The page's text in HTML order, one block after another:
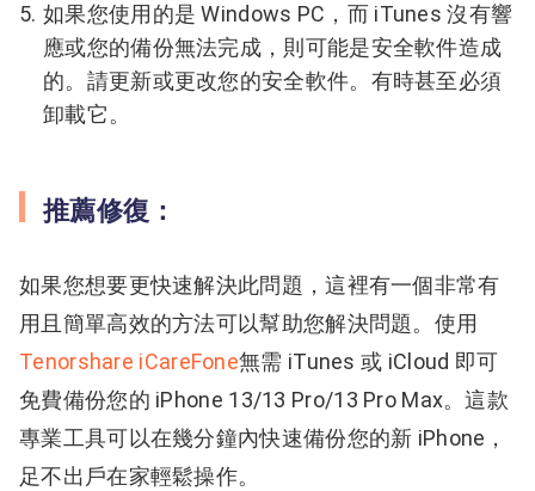
如果您使用的是 Windows PC，而 iTunes 沒有響
應或您的備份無法完成，則可能是安全軟件造成
的。請更新或更改您的安全軟件。有時甚至必須
卸載它。
推薦修復：
如果您想要更快速解決此問題，這裡有一個非常有
用且簡單高效的方法可以幫助您解決問題。使用
Tenorshare iCareFone無需 iTunes 或 iCloud 即可
免費備份您的 iPhone 13/13 Pro/13 Pro Max。這款
專業工具可以在幾分鐘內快速備份您的新 iPhone，
足不出戶在家輕鬆操作。